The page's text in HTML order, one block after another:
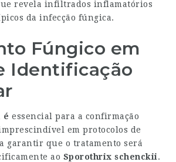
revela infiltrados inflamatórios
da infecção fúngica.
Fúngico em
Identificação
é essencial para a confirmação
em protocolos de
garantir que o tratamento será
ao Sporothrix schenckii.